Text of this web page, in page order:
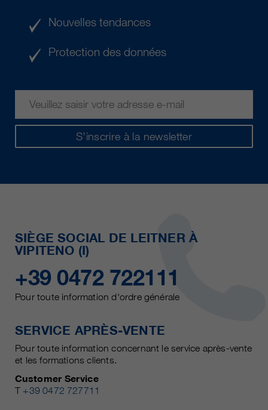
S’inscrire à la newsletter
Nouvelles tendances
Protection des données
SIÈGE SOCIAL DE LEITNER À
VIPITENO (I)
+39 0472 722111
Pour toute information d'ordre générale
SERVICE APRÈS-VENTE
Pour toute information concernant le service après-vente
et les formations clients.
Customer Service
T +39 0472 727711